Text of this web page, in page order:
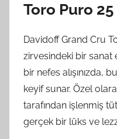
Toro Puro 25
Davidoff Grand Cru
zirvesindeki bir sanat
bir nefes alışınızda,
keyif sunar. Özel
tarafından işlenmiş
gerçek bir lüks ve